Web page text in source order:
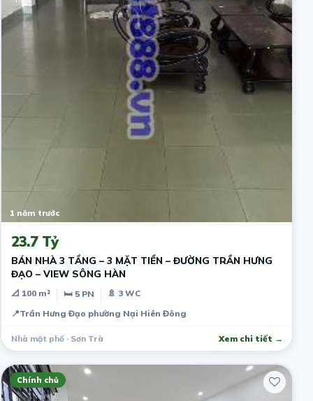
1 năm trước
23.7 Tỷ
BÁN NHÀ 3 TẦNG – 3 MẶT TIỀN – ĐƯỜNG TRẦN HƯNG
ĐẠO – VIEW SÔNG HÀN
📐 100 m² 🛏 5 PN
🚿 3 WC
📍Trần Hưng Đạo phường Nại Hiên Đông
Nhà mặt phố · Sơn Trà Xem chi tiết →
Chính chủ